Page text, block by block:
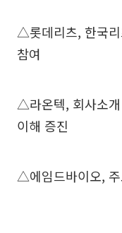
△롯데리츠, 한국
참여
△라온텍, 회사소
이해 증진
△에임드바이오,